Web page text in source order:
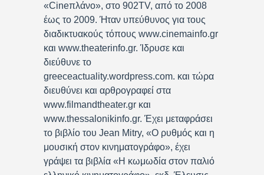
«Cineπλάνο», στο 902TV, από το 2008
έως το 2009. Ήταν υπεύθυνος για τους
διαδικτυακούς τόπους www.cinemainfo.gr
και www.theaterinfo.gr. Ίδρυσε και
διεύθυνε το
greeceactuality.wordpress.com. και τώρα
διευθύνει και αρθρογραφεί στα
www.filmandtheater.gr και
www.thessalonikinfo.gr. Έχει μεταφράσει
το βιβλίο του Jean Mitry, «Ο ρυθμός και η
μουσική στον κινηματογράφο», έχει
γράψει τα βιβλία «Η κωμωδία στον παλιό